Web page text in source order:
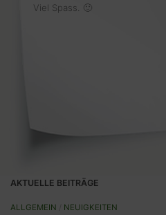
Viel Spass. 🙂
AKTUELLE BEITRÄGE
ALLGEMEIN NEUIGKEITEN